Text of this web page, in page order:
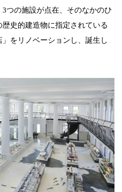
3つの施設が点在、そのなかのひ
史的建造物に指定されている
」をリノベーションし、誕生し